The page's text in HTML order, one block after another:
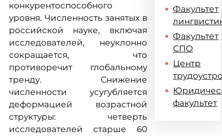
конкурентоспособного
уровня. Численность занятых в
российской науке, включая
исследователей, неуклонно
сокращается, что
противоречит глобальному
тренду. Снижение
численности усугубляется
деформацией возрастной
структуры: четверть
исследователей старше 60
Факультет
Факультет
СПО
Центр
факультет